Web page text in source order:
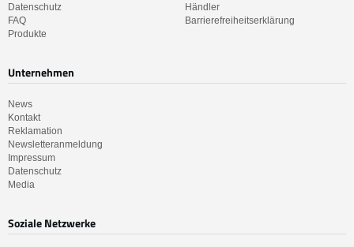
Datenschutz
FAQ
Produkte
Händler
Barrierefreiheitserklärung
Unternehmen
News
Kontakt
Reklamation
Newsletteranmeldung
Impressum
Datenschutz
Media
Soziale Netzwerke